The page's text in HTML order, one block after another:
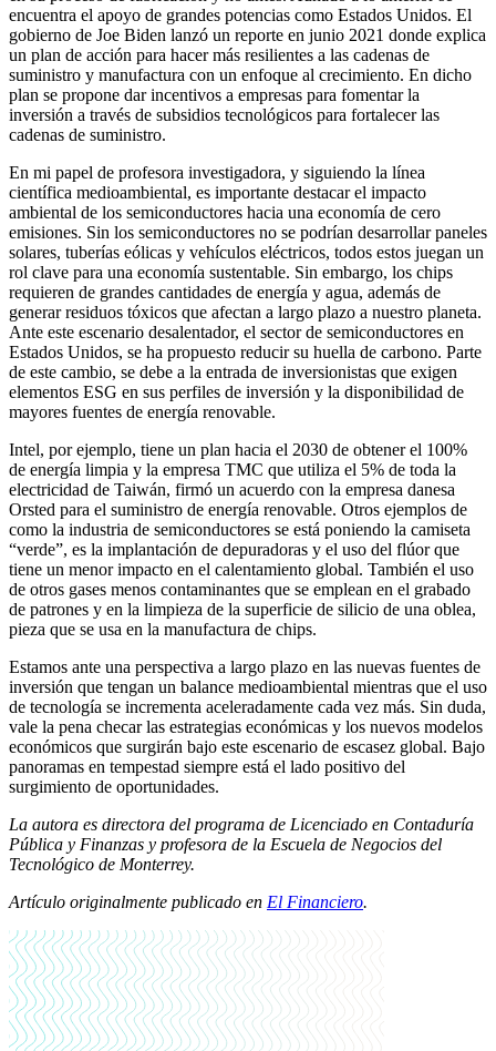
encuentra el apoyo de grandes potencias como Estados Unidos. El
gobierno de Joe Biden lanzó un reporte en junio 2021 donde explica
un plan de acción para hacer más resilientes a las cadenas de
suministro y manufactura con un enfoque al crecimiento. En dicho
plan se propone dar incentivos a empresas para fomentar la
inversión a través de subsidios tecnológicos para fortalecer las
cadenas de suministro.
En mi papel de profesora investigadora, y siguiendo la línea
científica medioambiental, es importante destacar el impacto
ambiental de los semiconductores hacia una economía de cero
emisiones. Sin los semiconductores no se podrían desarrollar paneles
solares, tuberías eólicas y vehículos eléctricos, todos estos juegan un
rol clave para una economía sustentable. Sin embargo, los chips
requieren de grandes cantidades de energía y agua, además de
generar residuos tóxicos que afectan a largo plazo a nuestro planeta.
Ante este escenario desalentador, el sector de semiconductores en
Estados Unidos, se ha propuesto reducir su huella de carbono. Parte
de este cambio, se debe a la entrada de inversionistas que exigen
elementos ESG en sus perfiles de inversión y la disponibilidad de
mayores fuentes de energía renovable.
Intel, por ejemplo, tiene un plan hacia el 2030 de obtener el 100%
de energía limpia y la empresa TMC que utiliza el 5% de toda la
electricidad de Taiwán, firmó un acuerdo con la empresa danesa
Orsted para el suministro de energía renovable. Otros ejemplos de
como la industria de semiconductores se está poniendo la camiseta
“verde”, es la implantación de depuradoras y el uso del flúor que
tiene un menor impacto en el calentamiento global. También el uso
de otros gases menos contaminantes que se emplean en el grabado
de patrones y en la limpieza de la superficie de silicio de una oblea,
pieza que se usa en la manufactura de chips.
Estamos ante una perspectiva a largo plazo en las nuevas fuentes de
inversión que tengan un balance medioambiental mientras que el uso
de tecnología se incrementa aceleradamente cada vez más. Sin duda,
vale la pena checar las estrategias económicas y los nuevos modelos
económicos que surgirán bajo este escenario de escasez global. Bajo
panoramas en tempestad siempre está el lado positivo del
surgimiento de oportunidades.
La autora es directora del programa de Licenciado en Contaduría
Pública y Finanzas y profesora de la Escuela de Negocios del
Tecnológico de Monterrey.
Artículo originalmente publicado en El Financiero.